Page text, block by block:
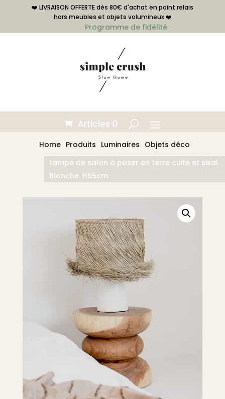
❤️ LIVRAISON OFFERTE dès 80€ d'achat en point relais
hors meubles et objets volumineux ❤️
Programme de fidélité
Articles 0
Home Produits Luminaires Objets déco
Lampe de salon à poser en terre cuite et sisal.
Blanche. H55cm